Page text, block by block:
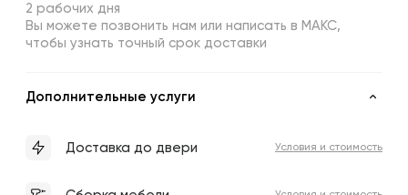
2 рабочих дня
Вы можете позвонить нам или написать в МАКС,
чтобы узнать точный срок доставки
Дополнительные услуги
Доставка до двери Условия и стоимость